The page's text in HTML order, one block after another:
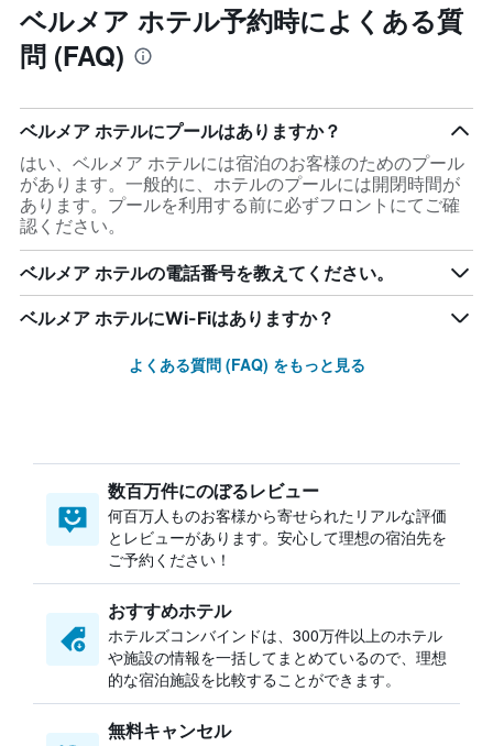
ベルメア ホテル予約時によくある質
問 (FAQ)
ベルメア ホテルにプールはありますか？
はい、ベルメア ホテルには宿泊のお客様のためのプール
があります。一般的に、ホテルのプールには開閉時間が
あります。プールを利用する前に必ずフロントにてご確
認ください。
ベルメア ホテルの電話番号を教えてください。
ベルメア ホテルにWi-Fiはありますか？
よくある質問 (FAQ) をもっと見る
数百万件にのぼるレビュー
何百万人ものお客様から寄せられたリアルな評価
とレビューがあります。安心して理想の宿泊先を
ご予約ください！
おすすめホテル
ホテルズコンバインドは、300万件以上のホテル
や施設の情報を一括してまとめているので、理想
的な宿泊施設を比較することができます。
無料キャンセル